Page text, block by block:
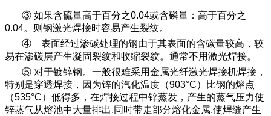
③ 如果含硫量高于百分之0.04或含磷量：高于百分之
0.04。则钢激光焊接时容易产生裂纹。
④ 表面经过渗碳处理的钢由于其表面的含碳量较高，较
易在渗碳层产生凝固裂纹和收缩裂纹。通常不用激光焊接。
⑤ 对于镀锌钢。一般很难采用金属光纤激光焊接机焊接，
特别是穿透焊接，因为锌的汽化温度（903°C）比钢的熔点
（535°C）低得多，在焊接过程中锌蒸发，产生的蒸气压力使
锌蒸气从熔池中大量排出.同时带走部分熔化金属.使焊缝产生